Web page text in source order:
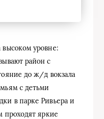
высоком уровне:
район с
до ж/д вокзала
с детьми
в парке Ривьера и
проходят яркие